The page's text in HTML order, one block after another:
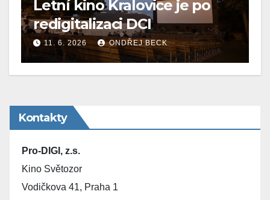
Letní kino Kralovice je po
redigitalizaci DCI
11. 6. 2026 ONDŘEJ BECK
Kontakty
Pro-DIGI, z.s.
Kino Světozor
Vodičkova 41, Praha 1